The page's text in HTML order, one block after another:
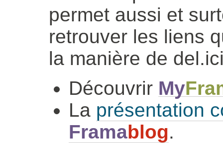
permet aussi et
retrouver les liens
la manière de
Découvrir My
La présentation
Framablog.